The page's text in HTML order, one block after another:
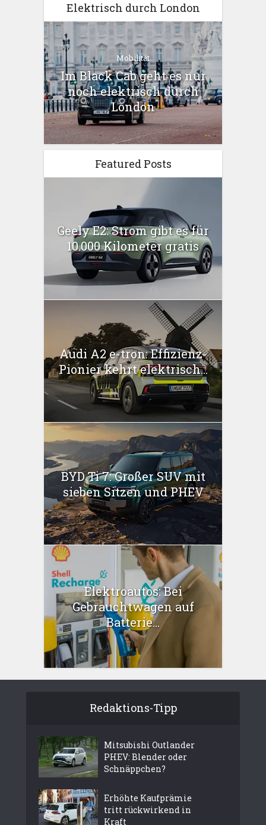
Elektrisch durch London
Mobilität
Im Black Cab geht es nur
noch elektrisch durch
London
Featured Posts
Geely E2: Strom gibt es für
10.000 Kilometer gratis
Audi A2 e-tron: Effizienz-
Pionier kehrt elektrisch...
BYD Ti 7: Großer SUV mit
sieben Sitzen und PHEV
Elektroautos: Bei
Gebrauchtwagen auf
Batterie...
Redaktions-Tipp
Mitsubishi Outlander
PHEV: Blender oder
Schnäppchen?
Erhöhte Kaufprämie
tritt rückwirkend in
Kraft